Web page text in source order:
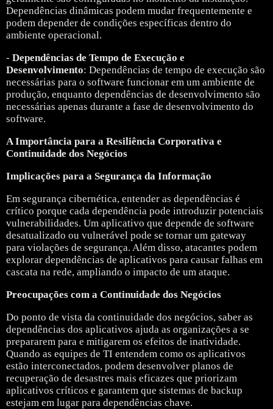
Dependências dinâmicas podem mudar frequentemente e
podem depender de condições específicas dentro do
ambiente operacional.
- Dependências de Tempo de Execução e
Desenvolvimento: Dependências de tempo de execução são
necessárias para o software funcionar em um ambiente de
produção, enquanto dependências de desenvolvimento são
necessárias apenas durante a fase de desenvolvimento do
software.
A Importância para a Resiliência Corporativa e
Continuidade dos Negócios
Implicações para a Segurança da Informação
Em segurança cibernética, entender as dependências é
crítico porque cada dependência pode introduzir potenciais
vulnerabilidades. Um aplicativo que depende de software
desatualizado ou vulnerável pode se tornar um gateway
para violações de segurança. Além disso, atacantes podem
explorar dependências de aplicativos para causar falhas em
cascata na rede, ampliando o impacto de um ataque.
Preocupações com a Continuidade dos Negócios
Do ponto de vista da continuidade dos negócios, saber as
dependências dos aplicativos ajuda as organizações a se
prepararem para e mitigarem os efeitos de inatividade.
Quando as equipes de TI entendem como os aplicativos
estão interconectados, podem desenvolver planos de
recuperação de desastres mais eficazes que priorizam
aplicativos críticos e garantem que sistemas de backup
estejam em lugar para dependências chave.